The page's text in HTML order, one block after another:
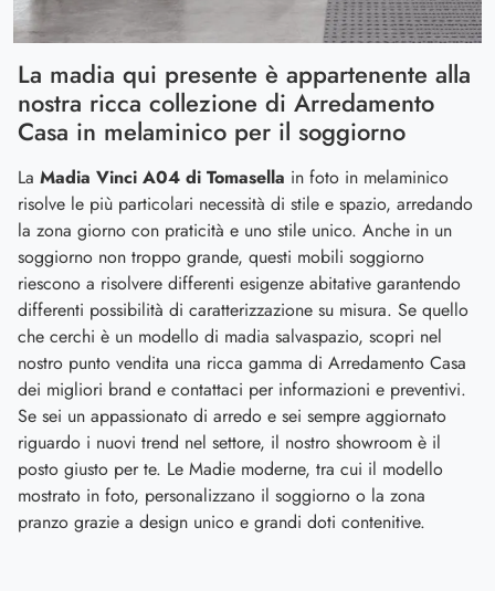
La madia qui presente è appartenente alla
nostra ricca collezione di Arredamento
Casa in melaminico per il soggiorno
La Madia Vinci A04 di Tomasella in foto in melaminico
risolve le più particolari necessità di stile e spazio, arredando
la zona giorno con praticità e uno stile unico. Anche in un
soggiorno non troppo grande, questi mobili soggiorno
riescono a risolvere differenti esigenze abitative garantendo
differenti possibilità di caratterizzazione su misura. Se quello
che cerchi è un modello di madia salvaspazio, scopri nel
nostro punto vendita una ricca gamma di Arredamento Casa
dei migliori brand e contattaci per informazioni e preventivi.
Se sei un appassionato di arredo e sei sempre aggiornato
riguardo i nuovi trend nel settore, il nostro showroom è il
posto giusto per te. Le Madie moderne, tra cui il modello
mostrato in foto, personalizzano il soggiorno o la zona
pranzo grazie a design unico e grandi doti contenitive.